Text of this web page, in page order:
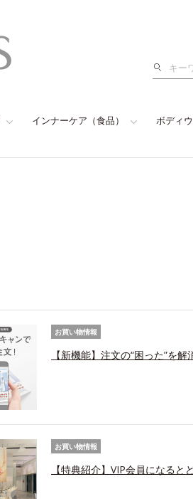
検
インナーケア（食品） ボディ
お買い物情報
【新機能】注文の“困った”を
お買い物情報
【特典紹介】VIP会員になると